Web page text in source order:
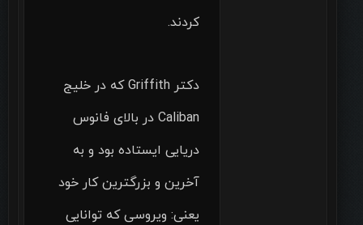
کردند.
دکتر Griffith که در خلیج
Caliban در بالای فانوس
دریایی ایستاده بود و به
آخرین و بزرگترین کار خود
یعنی: ویروسی که توانایی